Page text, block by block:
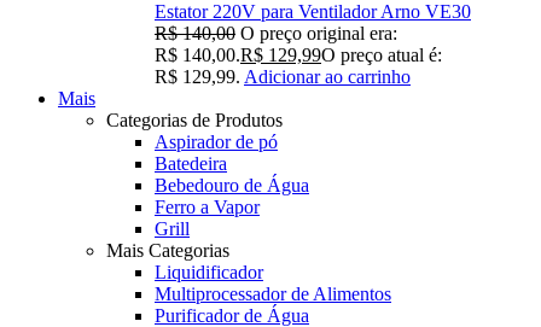
Estator 220V para Ventilador Arno VE30
R$140,00 O preço original era:
R$ 140,00.R$ 129,99O preço atual é:
R$ 129,99. Adicionar ao carrinho
Mais
Categorias de Produtos
Aspirador de pó
Batedeira
Bebedouro de Água
Ferro a Vapor
Grill
Mais Categorias
Liquidificador
Multiprocessador de Alimentos
Purificador de Água